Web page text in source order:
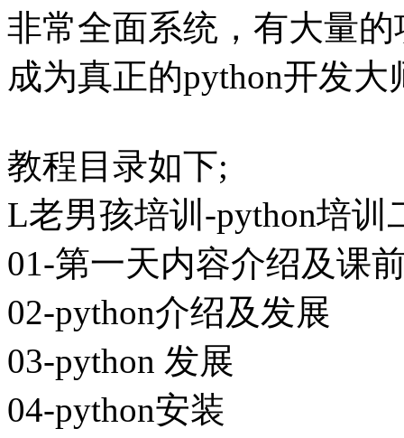
非常全面系统，有大量
成为真正的python开发大
教程目录如下;
L老男孩培训-python培训
01-第一天内容介绍及课
02-python介绍及发展
03-python 发展
04-python安装